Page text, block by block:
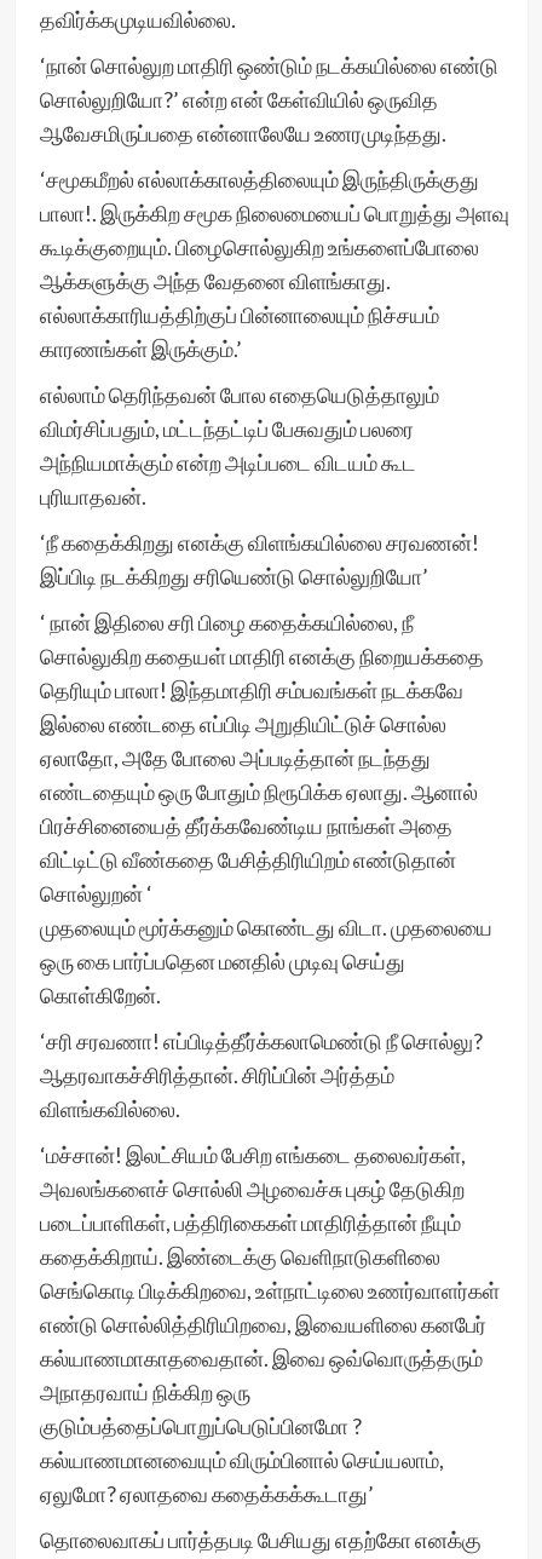
தவிர்க்கமுடியவில்லை.
‘நான் சொல்லுற மாதிரி ஒண்டும் நடக்கயில்லை எண்டு
சொல்லுறியோ?’ என்ற என் கேள்வியில் ஒருவித
ஆவேசமிருப்பதை என்னாலேயே உணரமுடிந்தது.
‘சமூகமீறல் எல்லாக்காலத்திலையும் இருந்திருக்குது
பாலா!. இருக்கிற சமூக நிலைமையைப் பொறுத்து அளவு
கூடிக்குறையும். பிழைசொல்லுகிற உங்களைப்போலை
ஆக்களுக்கு அந்த வேதனை விளங்காது.
எல்லாக்காரியத்திற்குப் பின்னாலையும் நிச்சயம்
காரணங்கள் இருக்கும்.’
எல்லாம் தெரிந்தவன் போல எதையெடுத்தாலும்
விமர்சிப்பதும், மட்டந்தட்டிப் பேசுவதும் பலரை
அந்நியமாக்கும் என்ற அடிப்படை விடயம் கூட
புரியாதவன்.
‘நீ கதைக்கிறது எனக்கு விளங்கயில்லை சரவணன்!
இப்பிடி நடக்கிறது சரியெண்டு சொல்லுறியோ’
‘ நான் இதிலை சரி பிழை கதைக்கயில்லை, நீ
சொல்லுகிற கதையள் மாதிரி எனக்கு நிறையக்கதை
தெரியும் பாலா! இந்தமாதிரி சம்பவங்கள் நடக்கவே
இல்லை எண்டதை எப்பிடி அறுதியிட்டுச் சொல்ல
ஏலாதோ, அதே போலை அப்படித்தான் நடந்தது
எண்டதையும் ஒரு போதும் நிரூபிக்க ஏலாது. ஆனால்
பிரச்சினையைத் தீர்க்கவேண்டிய நாங்கள் அதை
விட்டிட்டு வீண்கதை பேசித்திரியிறம் எண்டுதான்
சொல்லுறன் ‘
முதலையும் மூர்க்கனும் கொண்டது விடா. முதலையை
ஒரு கை பார்ப்பதென மனதில் முடிவு செய்து
கொள்கிறேன்.
‘சரி சரவணா! எப்பிடித்தீர்க்கலாமெண்டு நீ சொல்லு?
ஆதரவாகச்சிரித்தான். சிரிப்பின் அர்த்தம்
விளங்கவில்லை.
‘மச்சான்! இலட்சியம் பேசிற எங்கடை தலைவர்கள்,
அவலங்களைச் சொல்லி அழவைச்சு புகழ் தேடுகிற
படைப்பாளிகள், பத்திரிகைகள் மாதிரித்தான் நீயும்
கதைக்கிறாய். இண்டைக்கு வெளிநாடுகளிலை
செங்கொடி பிடிக்கிறவை, உள்நாட்டிலை உணர்வாளர்கள்
எண்டு சொல்லித்திரியிறவை, இவையளிலை கனபேர்
கல்யாணமாகாதவைதான். இவை ஒவ்வொருத்தரும்
அநாதரவாய் நிக்கிற ஒரு
குடும்பத்தைப்பொறுப்பெடுப்பினமோ ?
கல்யாணமானவையும் விரும்பினால் செய்யலாம்,
ஏலுமோ? ஏலாதவை கதைக்கக்கூடாது’
தொலைவாகப் பார்த்தபடி பேசியது எதற்கோ எனக்கு